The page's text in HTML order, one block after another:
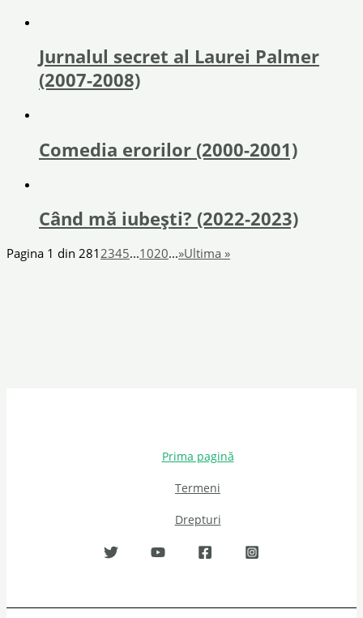
Jurnalul secret al Laurei Palmer
(2007-2008)
Comedia erorilor (2000-2001)
Când mă iubești? (2022-2023)
Pagina 1 din 2812345...1020...»Ultima »
Prima pagină
Termeni
Drepturi